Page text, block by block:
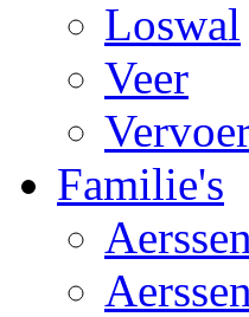
Loswal
Veer
Familie's